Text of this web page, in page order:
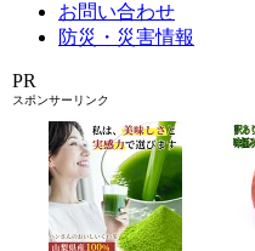
お問い合わせ
防災・災害情報
PR
スポンサーリンク